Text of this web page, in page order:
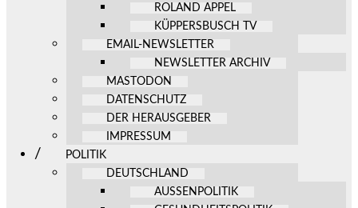
ROLAND APPEL
KÜPPERSBUSCH TV
EMAIL-NEWSLETTER
NEWSLETTER ARCHIV
MASTODON
DATENSCHUTZ
DER HERAUSGEBER
IMPRESSUM
POLITIK
DEUTSCHLAND
AUSSENPOLITIK